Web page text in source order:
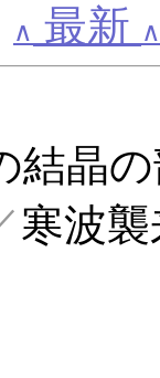
∧ 最新 ∧
結晶
寒波